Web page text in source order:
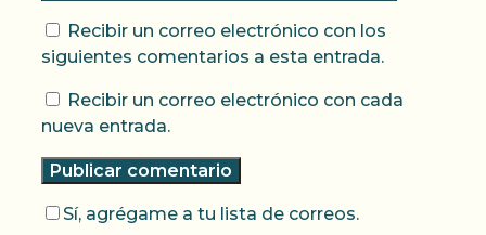
Recibir un correo electrónico con los
siguientes comentarios a esta entrada.
Recibir un correo electrónico con cada
nueva entrada.
Sí, agrégame a tu lista de correos.